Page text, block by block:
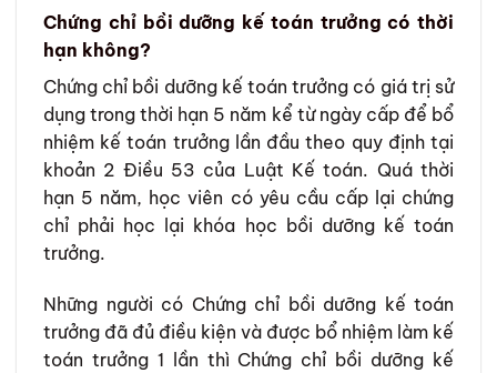
Chứng chỉ bồi dưỡng kế toán trưởng có thời
hạn không?
Chứng chỉ bồi dưỡng kế toán trưởng có giá trị sử
dụng trong thời hạn 5 năm kể từ ngày cấp để bổ
nhiệm kế toán trưởng lần đầu theo quy định tại
khoản 2 Điều 53 của Luật Kế toán. Quá thời
hạn 5 năm, học viên có yêu cầu cấp lại chứng
chỉ phải học lại khóa học bồi dưỡng kế toán
trưởng.
Những người có Chứng chỉ bồi dưỡng kế toán
trưởng đã đủ điều kiện và được bổ nhiệm làm kế
toán trưởng 1 lần thì Chứng chỉ bồi dưỡng kế